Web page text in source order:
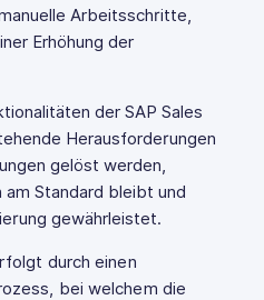
Arbeitsschritte,
Erhöhung der
der SAP Sales
Herausforderungen
gelöst werden,
Standard bleibt und
gewährleistet.
durch einen
bei welchem die